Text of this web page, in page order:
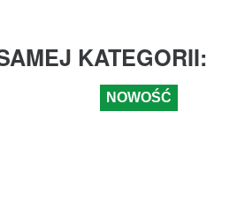
KATEGORII:
NOWOŚĆ